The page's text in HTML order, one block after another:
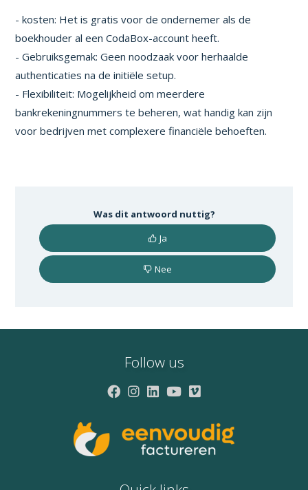
- kosten: Het is gratis voor de ondernemer als de
boekhouder al een CodaBox-account heeft.
- Gebruiksgemak: Geen noodzaak voor herhaalde
authenticaties na de initiële setup.
- Flexibiliteit: Mogelijkheid om meerdere
bankrekeningnummers te beheren, wat handig kan zijn
voor bedrijven met complexere financiële behoeften.
Was dit antwoord nuttig?
Ja
Nee
Follow us